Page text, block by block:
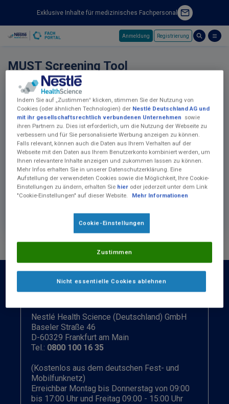
Exklusive Inhalte für medizinisches Fachpersonal
Anmeldung Registrierung
MUST Screening Tool
Malnutrition Universal Screening Tool
Schritt1 von 3
Höhe (cm)
Aktuelles Gewicht (kg)
Nestlé Health Science (Deutschland) GmbH
Baseler Straße 46
D-60329 Frankfurt am Main
Tel.: 0800 100 16 35
(Kostenlos aus dem deutschen Fest- und
Mobilfunknetz)
Erreichbar Montag bis Donnerstag von 09:00
bis 17:00 Uhr und Freitag 09:00 - 15:00 Uhr
Indem Sie auf „Zustimmen“ klicken, stimmen Sie der Nutzung von
Cookies (oder ähnlichen Technologien) der Nestlé Deutschland AG und
mit ihr gesellschaftsrechtlich verbundenen Unternehmen sowie
ihren Partnern zu. Dies ist erforderlich, um die Nutzung der Webseite zu
verbessern und für Sie personalisierte Werbung anzeigen zu können.
Falls relevant, können auch die Daten aus Ihrem Verhalten auf der
Webseite mit den Daten aus Ihrem Benutzerkonto kombiniert werden, um
Ihnen relevantere Inhalte anzeigen und zukommen lassen zu können.
Mehr Infos erhalten Sie in unserer Datenschutzerklärung. Eine
Aufstellung der verwendeten Cookies sowie die Möglichkeit, Ihre Cookie-
Einstellungen zu ändern, erhalten Sie hier oder jederzeit unter dem Link
"Cookie-Einstellungen" auf dieser Website.
Mehr Informationen
Cookie-Einstellungen
Nicht essentielle Cookies ablehnen
Zustimmen